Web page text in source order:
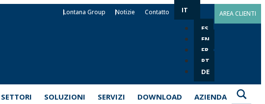
Lontana Group Notizie Contatto IT
ES
EN
FR
PT
DE
AREA CLIENTI
SETTORI SOLUZIONI SERVIZI DOWNLOAD AZIENDA